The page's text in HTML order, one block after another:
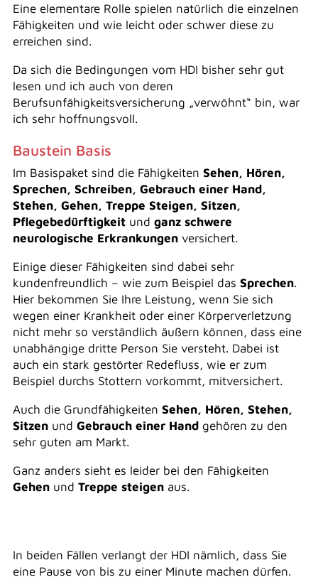
Eine elementare Rolle spielen natürlich die einzelnen
Fähigkeiten und wie leicht oder schwer diese zu
erreichen sind.
Da sich die Bedingungen vom HDI bisher sehr gut
lesen und ich auch von deren
Berufsunfähigkeitsversicherung „verwöhnt“ bin, war
ich sehr hoffnungsvoll.
Baustein Basis
Im Basispaket sind die Fähigkeiten Sehen, Hören,
Sprechen, Schreiben, Gebrauch einer Hand,
Stehen, Gehen, Treppe Steigen, Sitzen,
Pflegebedürftigkeitund ganz schwere
neurologische Erkrankungenversichert.
Einige dieser Fähigkeiten sind dabei sehr
kundenfreundlich – wie zum Beispiel das Sprechen.
Hier bekommen Sie Ihre Leistung, wenn Sie sich
wegen einer Krankheit oder einer Körperverletzung
nicht mehr so verständlich äußern können, dass eine
unabhängige dritte Person Sie versteht. Dabei ist
auch ein stark gestörter Redefluss, wie er zum
Beispiel durchs Stottern vorkommt, mitversichert.
Auch die Grundfähigkeiten Sehen, Hören, Stehen,
Sitzenund Gebrauch einer Handgehören zu den
sehr guten am Markt.
Ganz anders sieht es leider bei den Fähigkeiten
Gehenund Treppe steigenaus.
In beiden Fällen verlangt der HDI nämlich, dass Sie
eine Pause von bis zu einer Minute machen dürfen.